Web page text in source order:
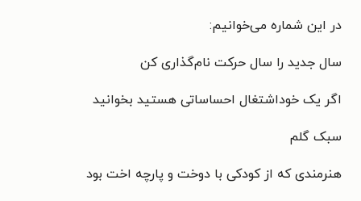
در این شماره می‌خوانیم:
سال جدید را سال حرکت نام‌گذاری کن
اگر یک خوداشتغال احساساتی هستید بخوانید
سبک گلم
هنرمندی که از کودکی با دوخت و پارچه اخت بود